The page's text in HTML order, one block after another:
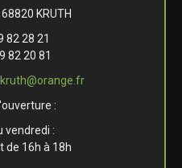
KRUTH
82 28 21
82 20 81
:
vendredi :
de 16h à 18h